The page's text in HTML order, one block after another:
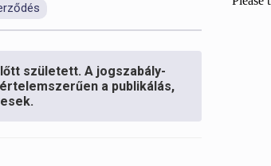
született. A jogszabály-
a publikálás,